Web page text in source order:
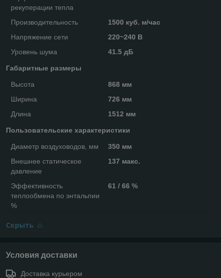
рекуперации тепла
Производительность
1500 куб. м/час
Напряжение сети
220~240 В
Уровень шума
41.5 дБ
Габаритные размеры
Высота
868 мм
Ширина
726 мм
Длина
1512 мм
Пользовательские характеристики
Диаметр воздуховодов, мм
350 мм
Внешнее статическое
давление
137 макс.
Эффективность
теплообмена по энтальпии
%
61 / 66 %
Скрыть
Условия доставки
Доставка курьером